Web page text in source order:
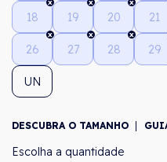
18 19 20 21
26 27 28 29
UN
DESCUBRA O TAMANHO